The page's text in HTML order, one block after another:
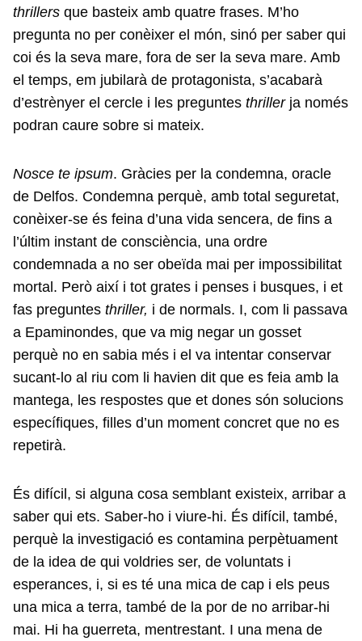
thrillers que basteix amb quatre frases. M’ho
pregunta no per conèixer el món, sinó per saber qui
coi és la seva mare, fora de ser la seva mare. Amb
el temps, em jubilarà de protagonista, s’acabarà
d’estrènyer el cercle i les preguntes thrillerja només
podran caure sobre si mateix.
Nosce te ipsum. Gràcies per la condemna, oracle
de Delfos. Condemna perquè, amb total seguretat,
conèixer-se és feina d’una vida sencera, de fins a
l’últim instant de consciència, una ordre
condemnada a no ser obeïda mai per impossibilitat
mortal. Però així i tot grates i penses i busques, i et
fas preguntes thriller, i de normals. I, com li passava
a Epaminondes, que va mig negar un gosset
perquè no en sabia més i el va intentar conservar
sucant-lo al riu com li havien dit que es feia amb la
mantega, les respostes que et dones són solucions
específiques, filles d’un moment concret que no es
repetirà.
És difícil, si alguna cosa semblant existeix, arribar a
saber qui ets. Saber-ho i viure-hi. És difícil, també,
perquè la investigació es contamina perpètuament
de la idea de qui voldries ser, de voluntats i
esperances, i, si es té una mica de cap i els peus
una mica a terra, també de la por de no arribar-hi
mai. Hi ha guerreta, mentrestant. I una mena de